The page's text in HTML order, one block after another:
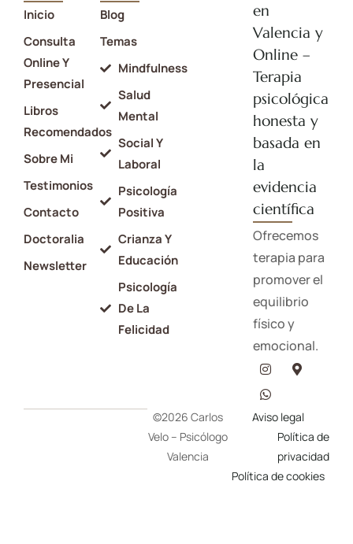
Inicio
Consulta
Online Y
Presencial
Libros
Recomendados
Sobre Mi
Testimonios
Contacto
Doctoralia
Newsletter
Blog
Temas
Mindfulness
Salud
Mental
Social Y
Laboral
Psicología
Positiva
Crianza Y
Educación
Psicología
De La
Felicidad
en
Valencia y
Online –
Terapia
psicológica
honesta y
basada en
la
evidencia
científica
Ofrecemos
terapia para
promover el
equilibrio
físico y
emocional.
©2026 Carlos
Velo – Psicólogo
Valencia
Aviso legal
Política de
privacidad
Política de cookies